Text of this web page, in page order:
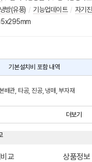
방(유풍) / 기능업데이트 / 자기
기본설치비 포함 내역
배관, 타공, 진공, 냉매, 부자재
더보기
교 상품정보